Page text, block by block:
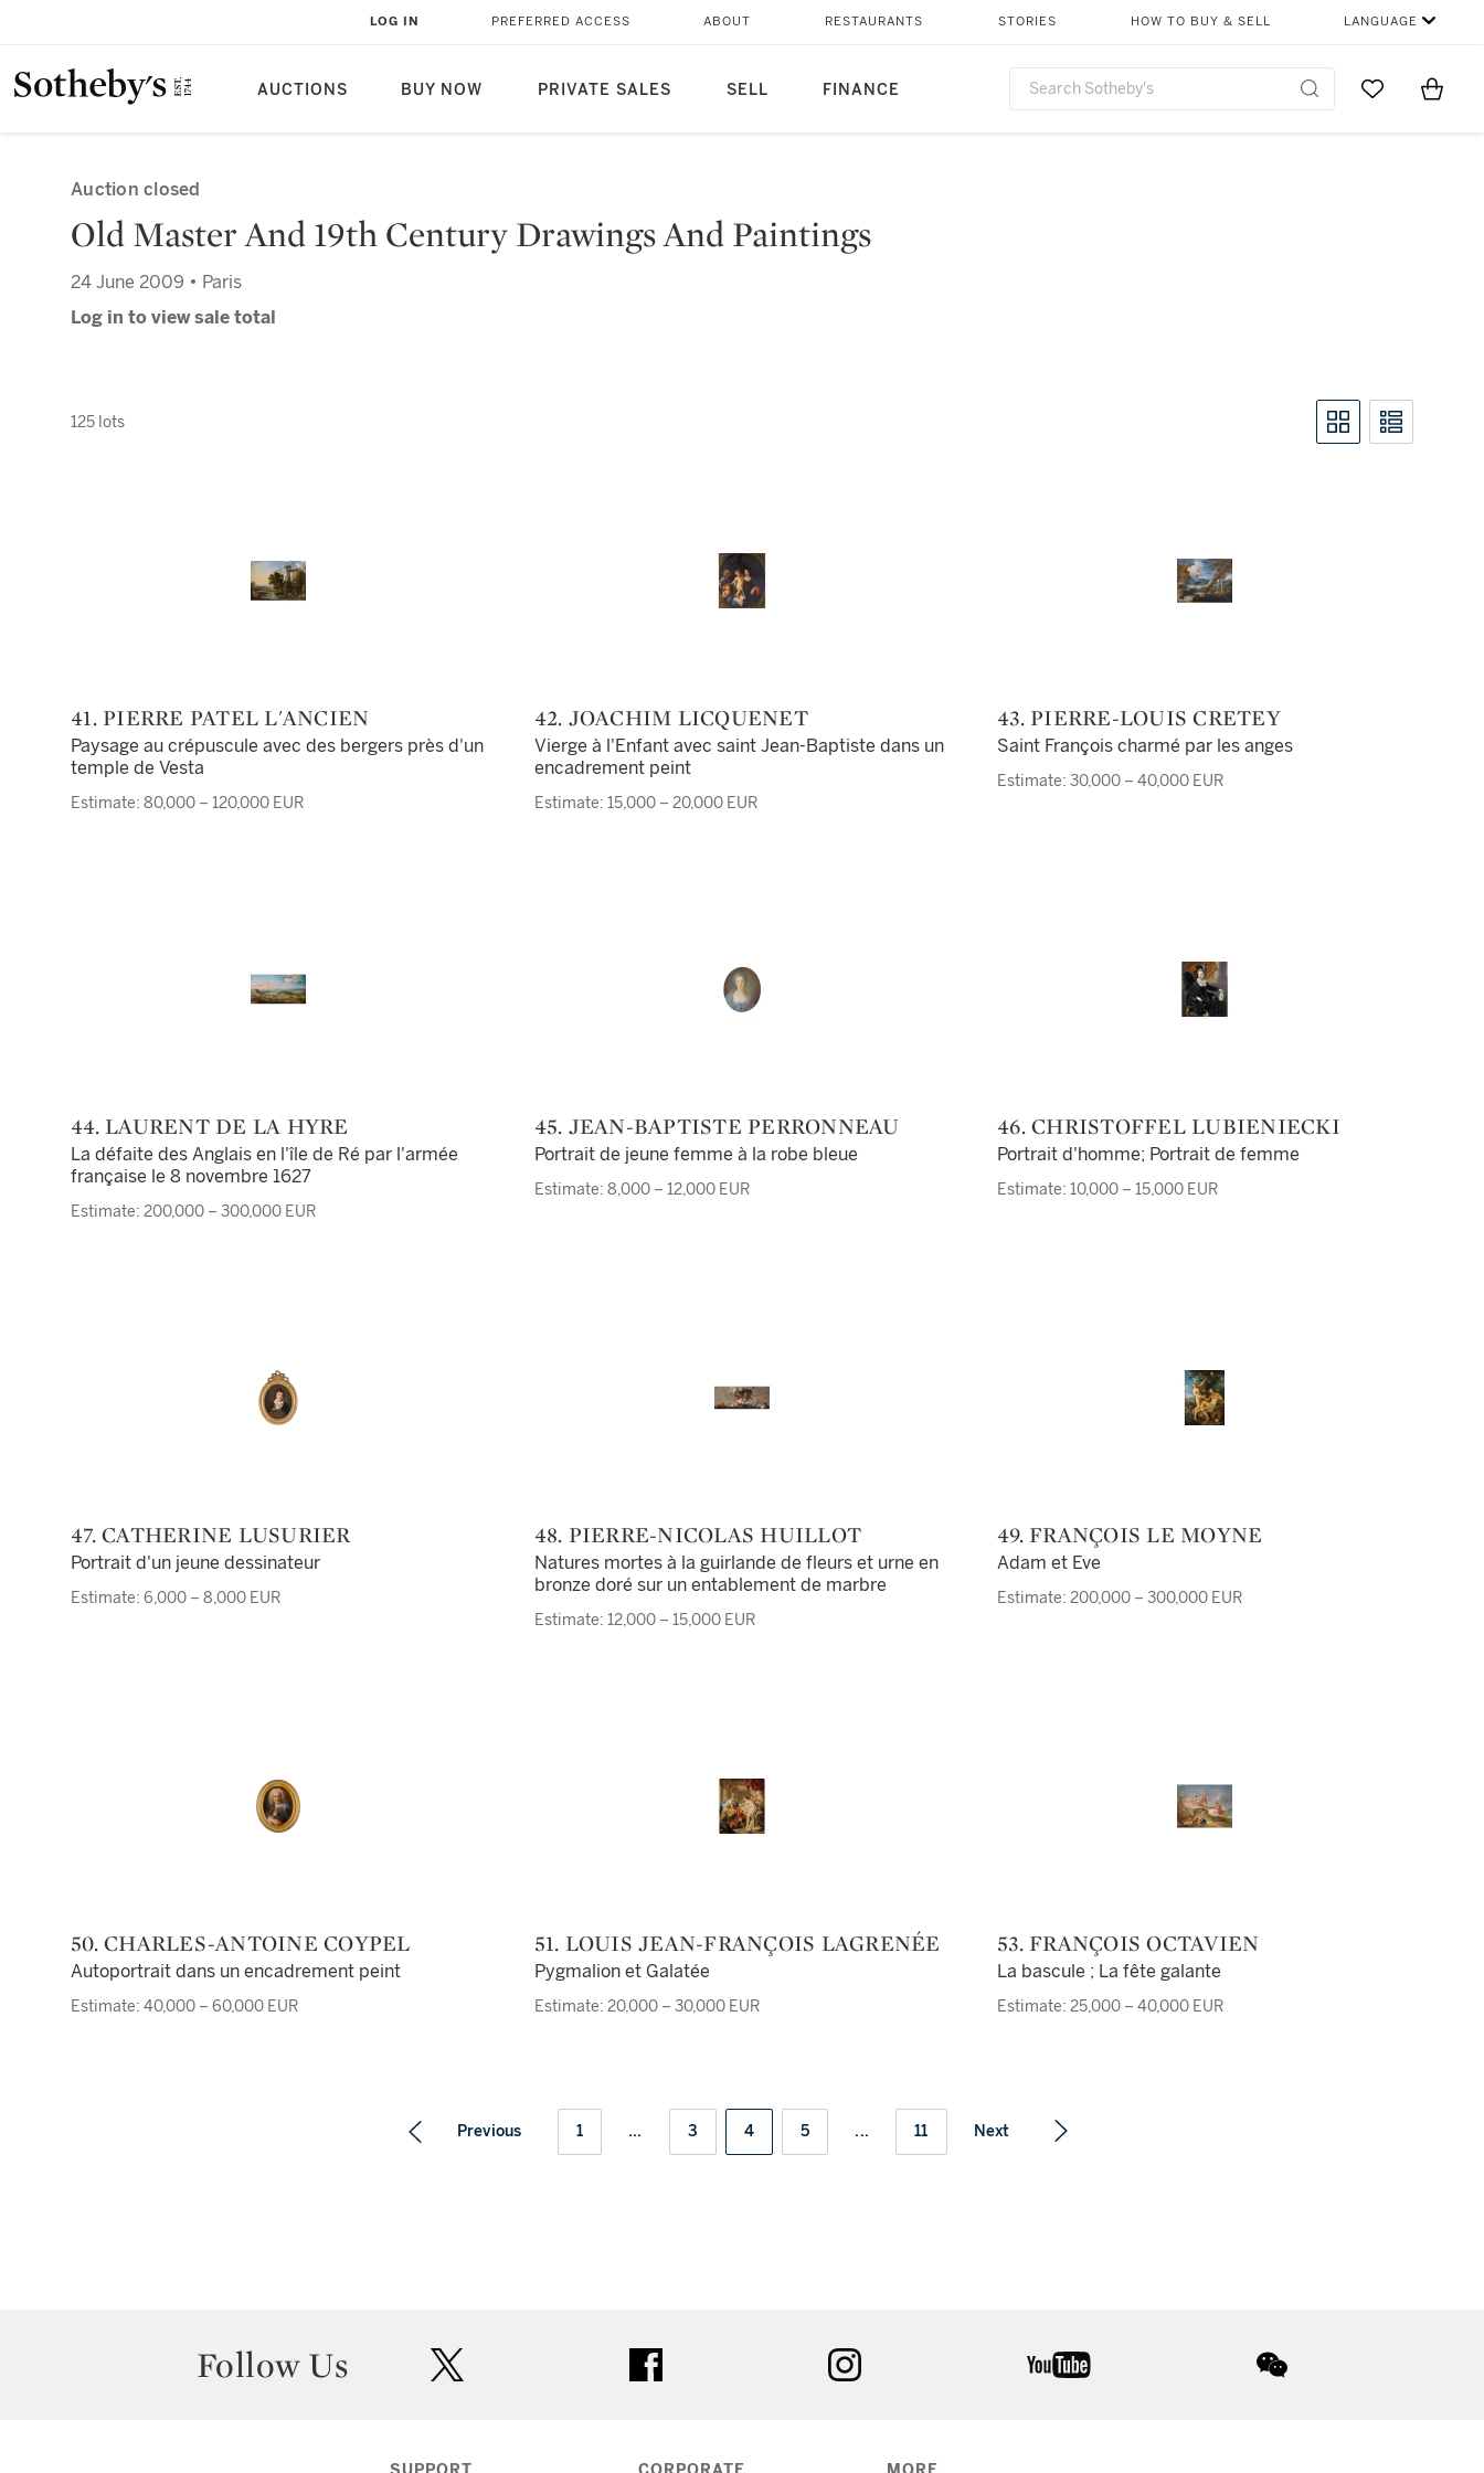
AUCTIONS BUY NOW PRIVATE SALES SELL FINANCE
LOG IN PREFERRED ACCESS ABOUT RESTAURANTS STORIES HOW TO BUY & SELL LANGUAGE
Go to MyItems
Auction closed
Old Master And 19th Century Drawings And Paintings
24 June 2009 • Paris
Log in to view sale total
125 lots
41. PIERRE PATEL L'ANCIEN
Paysage au crépuscule avec des bergers près d'un
temple de Vesta
Estimate: 80,000 – 120,000 EUR
42. JOACHIM LICQUENET
Vierge à l'Enfant avec saint Jean-Baptiste dans un
encadrement peint
Estimate: 15,000 – 20,000 EUR
43. PIERRE-LOUIS CRETEY
Saint François charmé par les anges
Estimate: 30,000 – 40,000 EUR
44. LAURENT DE LA HYRE
La défaite des Anglais en l'île de Ré par l'armée
française le 8 novembre 1627
Estimate: 200,000 – 300,000 EUR
45. JEAN-BAPTISTE PERRONNEAU
Portrait de jeune femme à la robe bleue
Estimate: 8,000 – 12,000 EUR
46. CHRISTOFFEL LUBIENIECKI
Portrait d'homme; Portrait de femme
Estimate: 10,000 – 15,000 EUR
47. CATHERINE LUSURIER
Portrait d'un jeune dessinateur
Estimate: 6,000 – 8,000 EUR
48. PIERRE-NICOLAS HUILLOT
Natures mortes à la guirlande de fleurs et urne en
bronze doré sur un entablement de marbre
Estimate: 12,000 – 15,000 EUR
49. FRANÇOIS LE MOYNE
Adam et Eve
Estimate: 200,000 – 300,000 EUR
50. CHARLES-ANTOINE COYPEL
Autoportrait dans un encadrement peint
Estimate: 40,000 – 60,000 EUR
51. LOUIS JEAN-FRANÇOIS LAGRENÉE
Pygmalion et Galatée
Estimate: 20,000 – 30,000 EUR
53. FRANÇOIS OCTAVIEN
La bascule ; La fête galante
Estimate: 25,000 – 40,000 EUR
Previous 1 ... 3 4 5 ... 11 Next
Follow Us